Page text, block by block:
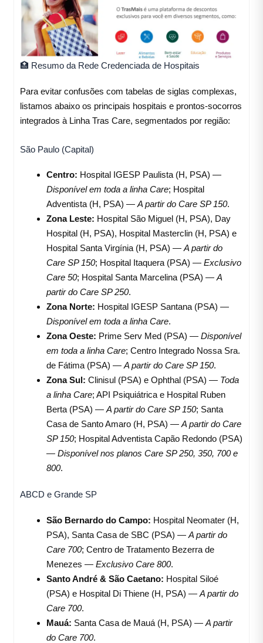
🏥 Resumo da Rede Credenciada de Hospitais
Para evitar confusões com tabelas de siglas complexas,
listamos abaixo os principais hospitais e prontos-socorros
integrados à Linha Tras Care, segmentados por região:
São Paulo (Capital)
Centro: Hospital IGESP Paulista (H, PSA) —
Disponível em toda a linha Care; Hospital
Adventista (H, PSA) — A partir do Care SP 150.
Zona Leste: Hospital São Miguel (H, PSA), Day
Hospital (H, PSA), Hospital Masterclin (H, PSA) e
Hospital Santa Virgínia (H, PSA) — A partir do
Care SP 150; Hospital Itaquera (PSA) — Exclusivo
Care 50; Hospital Santa Marcelina (PSA) — A
partir do Care SP 250.
Zona Norte: Hospital IGESP Santana (PSA) —
Disponível em toda a linha Care.
Zona Oeste: Prime Serv Med (PSA) — Disponível
em toda a linha Care; Centro Integrado Nossa Sra.
de Fátima (PSA) — A partir do Care SP 150.
Zona Sul: Clinisul (PSA) e Ophthal (PSA) — Toda
a linha Care; API Psiquiátrica e Hospital Ruben
Berta (PSA) — A partir do Care SP 150; Santa
Casa de Santo Amaro (H, PSA) — A partir do Care
SP 150; Hospital Adventista Capão Redondo (PSA)
— Disponível nos planos Care SP 250, 350, 700 e
800.
ABCD e Grande SP
São Bernardo do Campo: Hospital Neomater (H,
PSA), Santa Casa de SBC (PSA) — A partir do
Care 700; Centro de Tratamento Bezerra de
Menezes — Exclusivo Care 800.
Santo André & São Caetano: Hospital Siloé
(PSA) e Hospital Di Thiene (H, PSA) — A partir do
Care 700.
Mauá: Santa Casa de Mauá (H, PSA) — A partir
do Care 700.